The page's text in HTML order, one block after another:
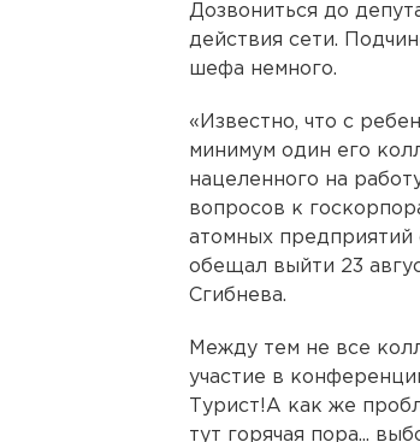
Дозвониться до
действия сети.
шефа немного.
«Известно, что с
минимум один его
нацеленного на
вопросов к
атомных предприятий
обещал выйти 23
Сгибнева.
Между тем не все
участие в
Турист!А как же
тут горячая пора...